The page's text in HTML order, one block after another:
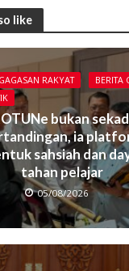
like
RAKYAT
BERITA
bukan
ia
sahsiah dan
tahan pelajar
05/08/2026